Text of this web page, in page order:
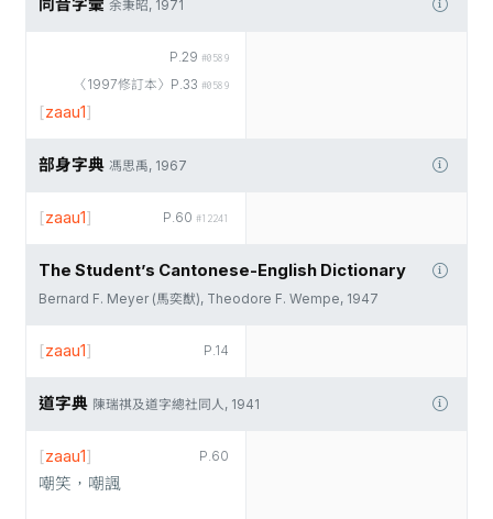
同音字彙 余秉昭, 1971
P.29 #0589
〈1997修訂本〉P.33 #0589
[zaau1]
部身字典 馮思禹, 1967
P.60 #12241
[zaau1]
The Student’s Cantonese-English Dictionary
Bernard F. Meyer (馬奕猷), Theodore F. Wempe, 1947
P.14
[zaau1]
道字典 陳瑞祺及道字總社同人, 1941
P.60
[zaau1]
嘲笑，嘲諷